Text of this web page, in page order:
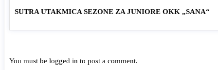
SUTRA UTAKMICA SEZONE ZA JUNIORE OKK „SANA“
You must be logged in to post a comment.